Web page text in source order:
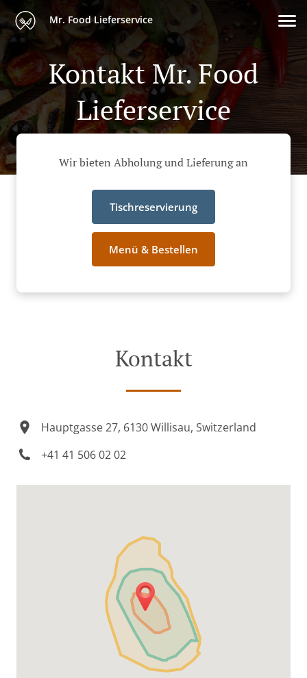
Mr. Food Lieferservice
Kontakt Mr. Food
Lieferservice
Wir bieten Abholung und Lieferung an
Tischreservierung
Menü & Bestellen
Kontakt
Hauptgasse 27, 6130 Willisau, Switzerland
+41 41 506 02 02